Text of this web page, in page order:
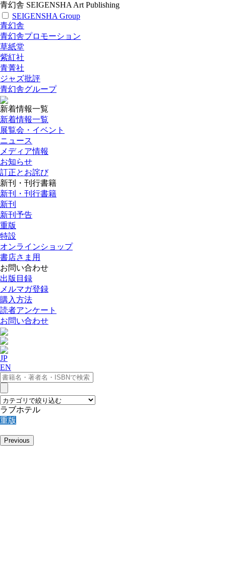
青幻舎 SEIGENSHA Art Publishing
SEIGENSHA Group
青幻舎
青幻舎プロモーション
草紙堂
紫紅社
青菁社
ジャズ批評
青幻舎グループ
新着情報一覧
新着情報一覧
展覧会・イベント
ニュース
メディア情報
お知らせ
訂正とお詫び
新刊・刊行書籍
新刊・刊行書籍
新刊
新刊予告
重版
特設
オンラインショップ
書店さま用
お問い合わせ
出版目録
メルマガ登録
購入方法
読者アンケート
お問い合わせ
JP
EN
ラブホテル
重版
Previous